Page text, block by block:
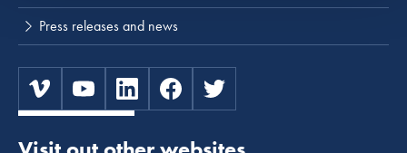
Press releases and news